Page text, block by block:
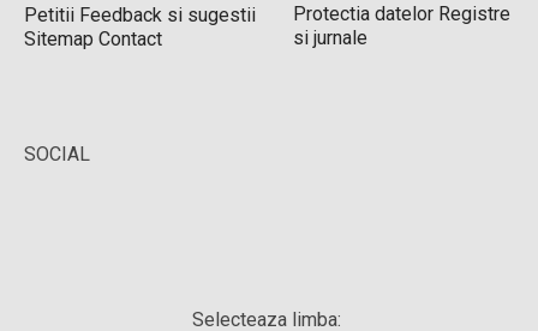
Petitii Feedback si sugestii
Sitemap Contact
Protectia datelor Registre
si jurnale
SOCIAL
Selecteaza limba: